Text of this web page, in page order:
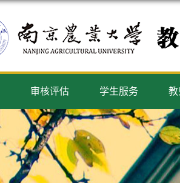
审核评估 学生服务 教